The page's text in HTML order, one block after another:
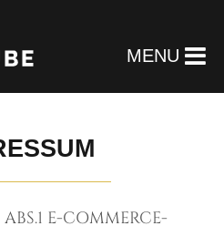
MENU
E-COMMERCE-